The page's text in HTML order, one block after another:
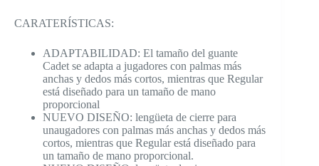
CARATERÍSTICAS:
ADAPTABILIDAD: El tamaño del guante
Cadet se adapta a jugadores con palmas más
anchas y dedos más cortos, mientras que Regular
está diseñado para un tamaño de mano
proporcional
NUEVO DISEÑO: lengüeta de cierre para
unaugadores con palmas más anchas y dedos más
cortos, mientras que Regular está diseñado para
un tamaño de mano proporcional.